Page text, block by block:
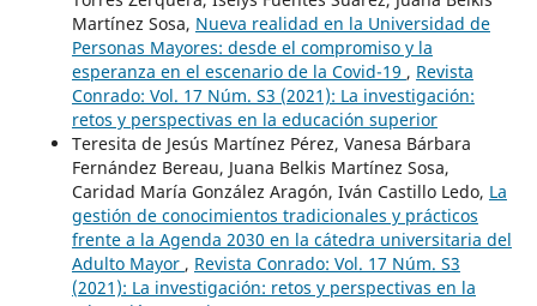
Martínez Sosa, Nueva realidad en la Universidad de
Personas Mayores: desde el compromiso y la
esperanza en el escenario de la Covid-19 , Revista
Conrado: Vol. 17 Núm. S3 (2021): La investigación:
retos y perspectivas en la educación superior
Teresita de Jesús Martínez Pérez, Vanesa Bárbara
Fernández Bereau, Juana Belkis Martínez Sosa,
Caridad María González Aragón, Iván Castillo Ledo, La
gestión de conocimientos tradicionales y prácticos
frente a la Agenda 2030 en la cátedra universitaria del
Adulto Mayor , Revista Conrado: Vol. 17 Núm. S3
(2021): La investigación: retos y perspectivas en la